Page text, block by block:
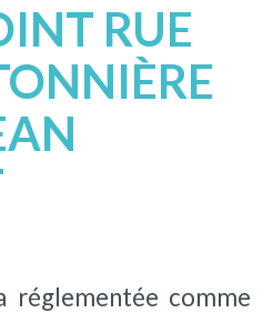
RUE
réglementée comme